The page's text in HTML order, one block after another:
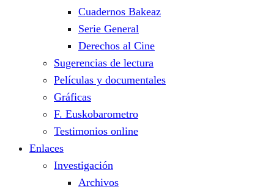
Cuadernos Bakeaz
Serie General
Derechos al Cine
Sugerencias de lectura
Películas y documentales
Gráficas
F. Euskobarometro
Testimonios online
Enlaces
Investigación
Archivos